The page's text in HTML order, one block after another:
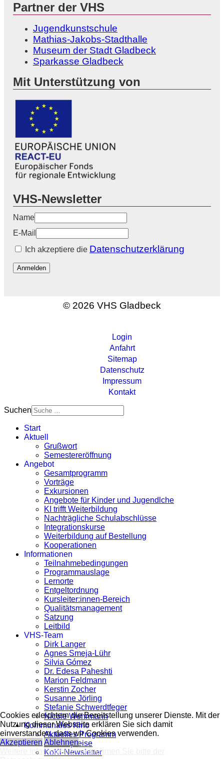
Partner der VHS
Jugendkunstschule
Mathias-Jakobs-Stadthalle
Museum der Stadt Gladbeck
Sparkasse Gladbeck
Mit Unterstützung von
VHS-Newsletter
Name
E-Mail
Ich akzeptiere die Datenschutzerklärung
Anmelden
© 2026 VHS Gladbeck
Login
Anfahrt
Sitemap
Datenschutz
Impressum
Kontakt
Suchen
Start
Aktuell
Grußwort
Semestereröffnung
Angebot
Gesamtprogramm
Vorträge
Exkursionen
Angebote für Kinder und Jugendlche
KI trifft Weiterbildung
Nachträgliche Schulabschlüsse
Integrationskurse
Weiterbildung auf Bestellung
Kooperationen
Informationen
Teilnahmebedingungen
Programmauslage
Lernorte
Entgeltordnung
Kursleiter:innen-Bereich
Qualitätsmanagement
Satzung
Leitbild
VHS-Team
Dirk Langer
Agnes Smeja-Lühr
Silvia Gómez
Dr. Edesa Paheshti
Marion Feldmann
Kerstin Zocher
Susanne Jörling
Stefanie Schwerdtfeger
Nicole Wehrmann
Kommunales Kino
Aktuelles Programm
Eintrittspreise
KoKi-Newsletter
Cookies erleichtern die Bereitstellung unserer Dienste. Mit der
Nutzung dieser Webseite erklären Sie sich damit
einverstanden, dass wir Cookies verwenden.
Akzeptieren Ablehnen
Weitere Informationen entnehmen Sie bitte der